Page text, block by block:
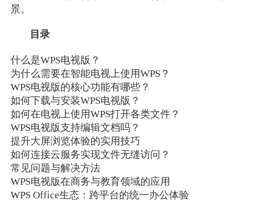
景。
目录
什么是WPS电视版？
为什么需要在智能电视上使用WPS？
WPS电视版的核心功能有哪些？
如何下载与安装WPS电视版？
如何在电视上使用WPS打开各类文件？
WPS电视版支持编辑文档吗？
提升大屏浏览体验的实用技巧
如何连接云服务实现文件无缝访问？
常见问题与解决方法
WPS电视版在商务与教育领域的应用
WPS Office生态：跨平台的统一办公体验